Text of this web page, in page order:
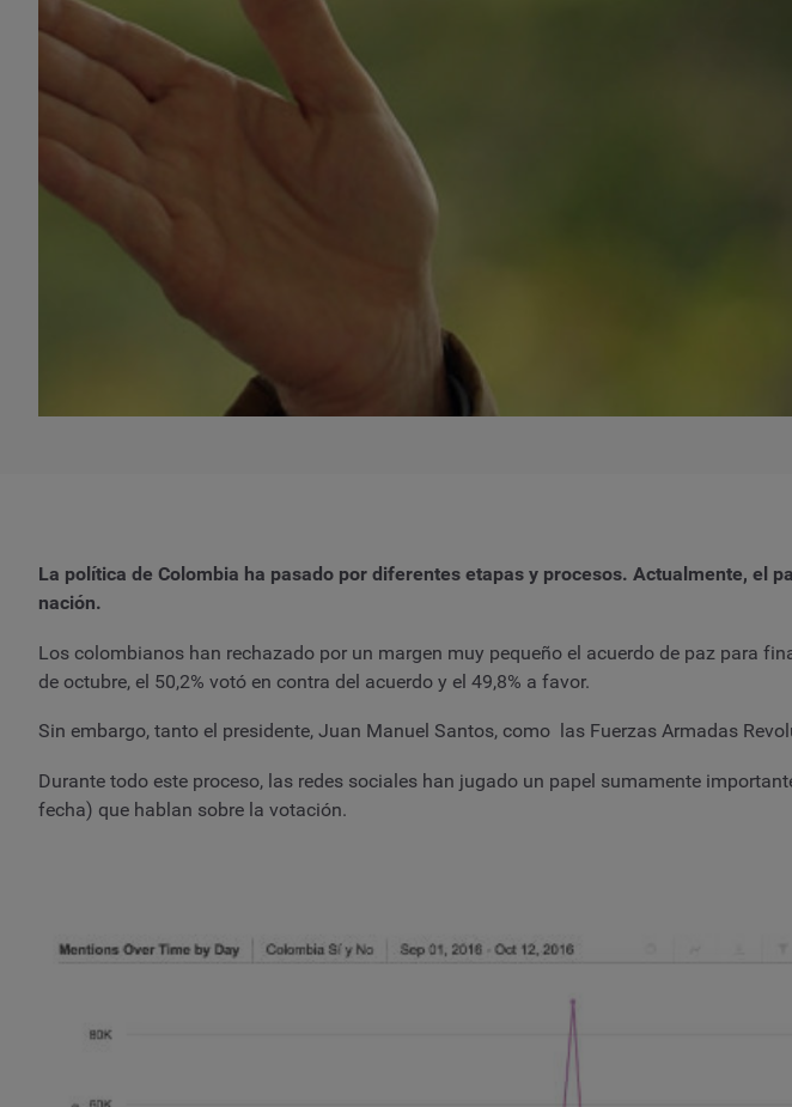
La política de Colombia ha pasado por diferentes etapas y procesos. Actualmente, el
nación.
Los colombianos han rechazado por un margen muy pequeño el acuerdo de paz para
de octubre, el 50,2% votó en contra del acuerdo y el 49,8% a favor.
Sin embargo, tanto el presidente, Juan Manuel Santos, como las Fuerzas Armadas
Durante todo este proceso, las redes sociales han jugado un papel sumamente
fecha) que hablan sobre la votación.